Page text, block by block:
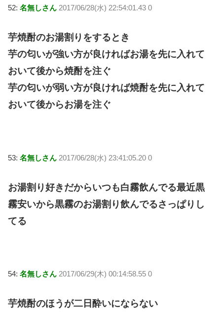
52: 名無しさん 2017/06/28(水) 22:54:01.43 0
芋焼酎のお湯割りをするとき
芋の匂いが強い方が良ければお湯を先に入れて
おいて後から焼酎を注ぐ
芋の匂いが弱い方が良ければ焼酎を先に入れて
おいて後からお湯を注ぐ
53: 名無しさん 2017/06/28(水) 23:41:05.20 0
お湯割り好きだからいつも白霧飲んでる最近黒
霧安いから黒霧のお湯割り飲んでるさっぱりし
てる
54: 名無しさん 2017/06/29(木) 00:14:58.55 0
芋焼酎のほうが二日酔いにならない